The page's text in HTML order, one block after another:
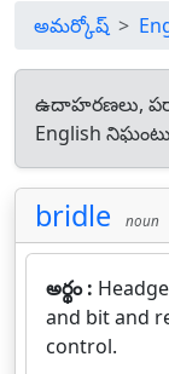
అమర్కోష్
ఉదాహరణలు,
English
bridle noun
అర్థం :
and bit and
control.